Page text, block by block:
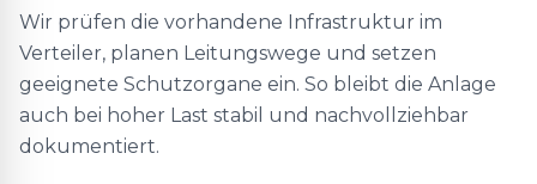
Wir prüfen die vorhandene Infrastruktur im
Verteiler, planen Leitungswege und setzen
geeignete Schutzorgane ein. So bleibt die Anlage
auch bei hoher Last stabil und nachvollziehbar
dokumentiert.